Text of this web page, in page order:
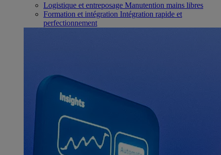
Logistique et entreposage Manutention mains libres
Formation et intégration Intégration rapide et
perfectionnement